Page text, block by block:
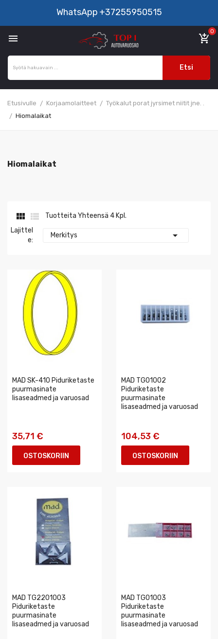
WhatsApp +37255950515
 add_shopping_cart
0
Etsi
Etusivulle Korjaamolaitteet
Työkalut porat jyrsimet niitit jne. .
Hiomalaikat
Hiomalaikat
 
Tuotteita Yhteensä 4 Kpl.
Lajittel
E:
Merkitys 
MAD SK-410 Piduriketaste
puurmasinate
lisaseadmed ja varuosad
35,71 €
OSTOSKORIIN
MAD TG01002
Piduriketaste
puurmasinate
lisaseadmed ja varuosad
104,53 €
OSTOSKORIIN
MAD TG2201003
Piduriketaste
puurmasinate
lisaseadmed ja varuosad
MAD TG01003
Piduriketaste
puurmasinate
lisaseadmed ja varuosad